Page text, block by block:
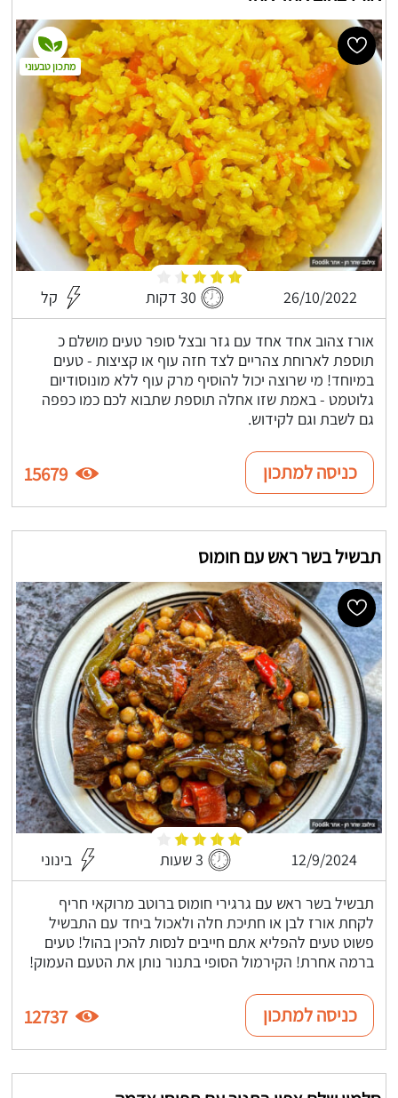
26/10/2022 30 דקות קל
אורז צהוב אחד אחד עם גזר ובצל סופר טעים מושלם כ
תוספת לארוחת צהריים לצד חזה עוף או קציצות - טעים
במיוחד! מי שרוצה יכול להוסיף מרק עוף ללא מונוסודיום
גלוטמט - באמת שזו אחלה תוספת שתבוא לכם כמו כפפה
גם לשבת וגם לקידוש.
מתכון טבעוני
כניסה למתכון 15679
תבשיל בשר ראש עם חומוס
12/9/2024 3 שעות בינוני
תבשיל בשר ראש עם גרגירי חומוס ברוטב מרוקאי חריף
לקחת אורז לבן או חתיכת חלה ולאכול ביחד עם התבשיל
פשוט טעים להפליא אתם חייבים לנסות להכין בהול! טעים
ברמה אחרת! הקירמול הסופי בתנור נותן את הטעם העמוק!
כניסה למתכון 12737